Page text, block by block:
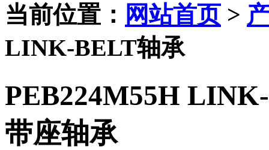
当前位置： 网站首页>
LINK-BELT轴承
PEB224M55H
带座轴承